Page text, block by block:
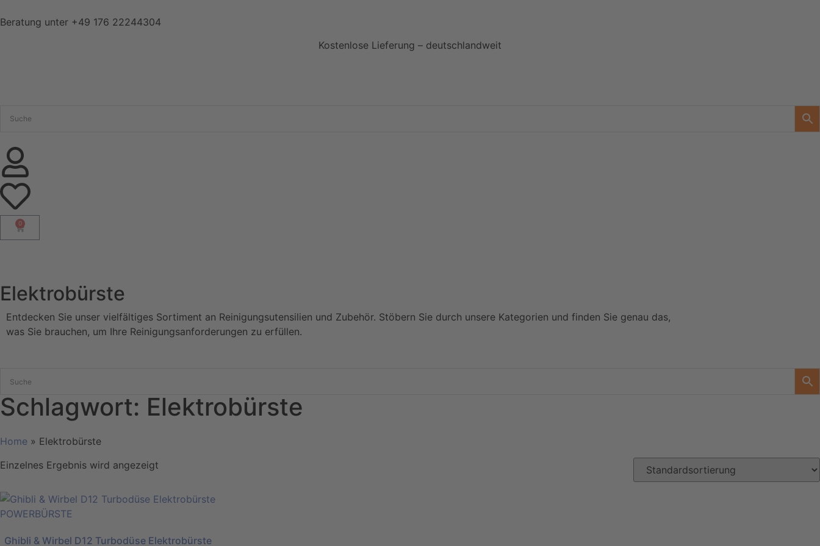
Beratung unter +49 176 22244304
Kostenlose Lieferung – deutschlandweit
0
Elektrobürste
Entdecken Sie unser vielfältiges Sortiment an Reinigungsutensilien und Zubehör. Stöbern Sie durch unsere Kategorien und finden Sie genau das,
was Sie brauchen, um Ihre Reinigungsanforderungen zu erfüllen.
Schlagwort: Elektrobürste
Home » Elektrobürste
Einzelnes Ergebnis wird angezeigt
Ghibli & Wirbel D12 Turbodüse Elektrobürste